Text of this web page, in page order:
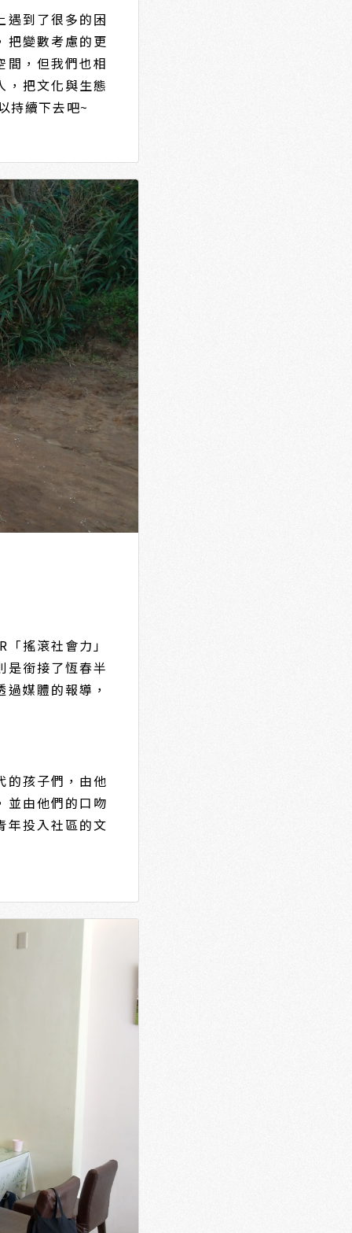
遇到了很多的困
把變數考慮的更
間，但我們也相
，把文化與生態
持續下去吧~
搖滾社會力」
是銜接了恆春半
媒體的報導，
的孩子們，由他
並由他們的口吻
年投入社區的文